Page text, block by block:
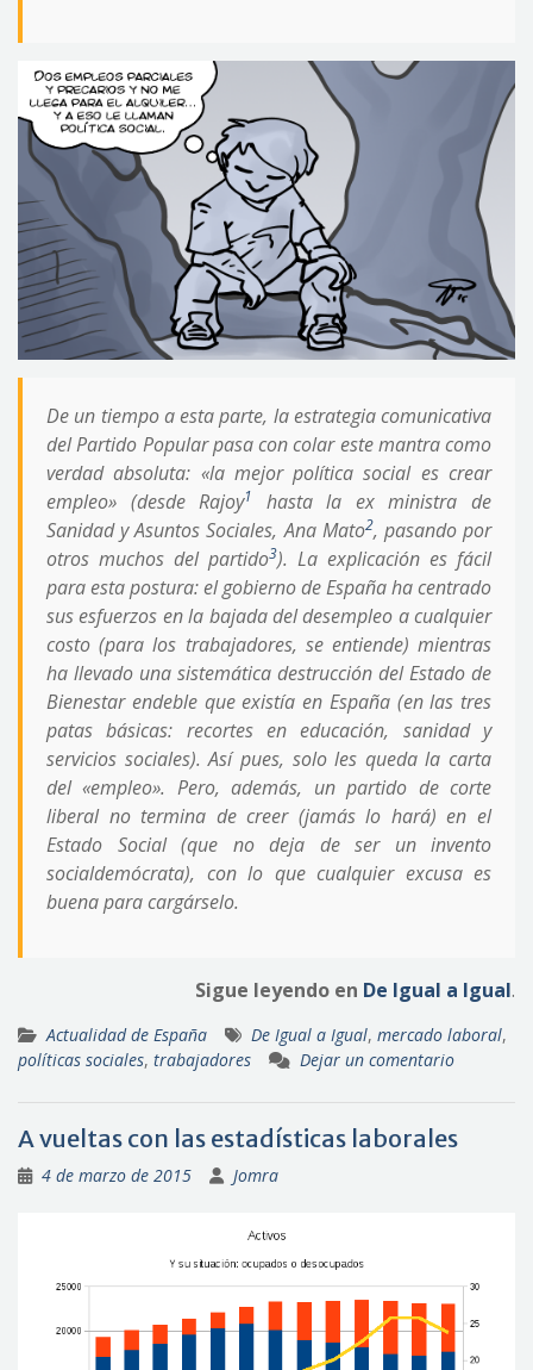
De un tiempo a esta parte, la estrategia comunicativa
del Partido Popular pasa con colar este mantra como
verdad absoluta: «la mejor política social es crear
empleo» (desde Rajoy1
hasta la ex ministra de
Sanidad y Asuntos Sociales, Ana Mato2, pasando por
otros muchos del partido3). La explicación es fácil
para esta postura: el gobierno de España ha centrado
sus esfuerzos en la bajada del desempleo a cualquier
costo (para los trabajadores, se entiende) mientras
ha llevado una sistemática destrucción del Estado de
Bienestar endeble que existía en España (en las tres
patas básicas: recortes en educación, sanidad y
servicios sociales). Así pues, solo les queda la carta
del «empleo». Pero, además, un partido de corte
liberal no termina de creer (jamás lo hará) en el
Estado Social (que no deja de ser un invento
socialdemócrata), con lo que cualquier excusa es
buena para cargárselo.
Sigue leyendo en De Igual a Igual.
Actualidad de España De Igual a Igual, mercado laboral,
políticas sociales, trabajadores Dejar un comentario
A vueltas con las estadísticas laborales
4 de marzo de 2015 Jomra